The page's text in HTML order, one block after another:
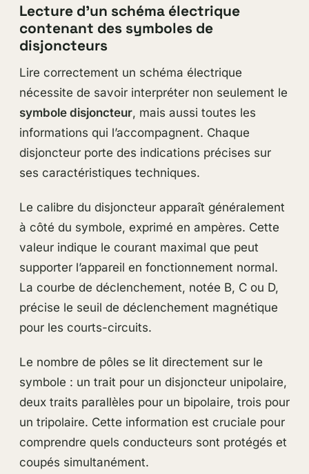
Lecture d’un schéma électrique
contenant des symboles de
disjoncteurs
Lire correctement un schéma électrique
nécessite de savoir interpréter non seulement le
symbole disjoncteur, mais aussi toutes les
informations qui l’accompagnent. Chaque
disjoncteur porte des indications précises sur
ses caractéristiques techniques.
Le calibre du disjoncteur apparaît généralement
à côté du symbole, exprimé en ampères. Cette
valeur indique le courant maximal que peut
supporter l’appareil en fonctionnement normal.
La courbe de déclenchement, notée B, C ou D,
précise le seuil de déclenchement magnétique
pour les courts-circuits.
Le nombre de pôles se lit directement sur le
symbole : un trait pour un disjoncteur unipolaire,
deux traits parallèles pour un bipolaire, trois pour
un tripolaire. Cette information est cruciale pour
comprendre quels conducteurs sont protégés et
coupés simultanément.